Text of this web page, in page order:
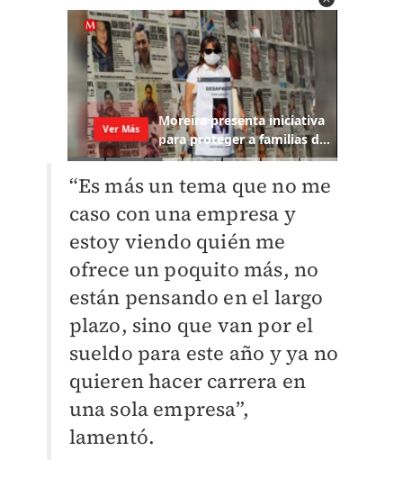
“Es más un tema que no me
caso con una empresa y
estoy viendo quién me
ofrece un poquito más, no
están pensando en el largo
plazo, sino que van por el
sueldo para este año y ya no
quieren hacer carrera en
una sola empresa”,
lamentó.